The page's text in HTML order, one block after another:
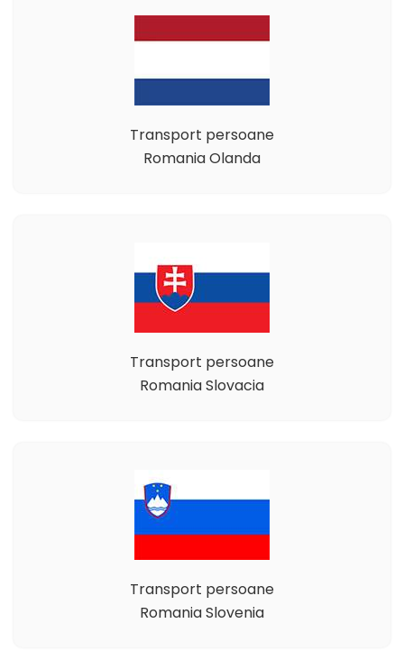
Transport persoane
Romania Olanda
Transport persoane
Romania Slovacia
Transport persoane
Romania Slovenia